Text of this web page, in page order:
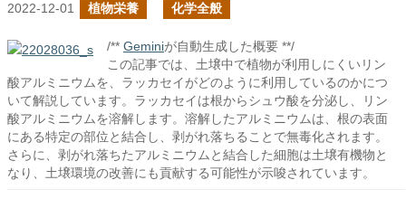
2022-12-01 植物栄養 化学全般
/** Geminiが自動生成した概要 **/
この記事では、土壌中で植物が利用しにくいリン
酸アルミニウムを、ラッカセイがどのように利用しているのかにつ
いて解説しています。ラッカセイは根からシュウ酸を分泌し、リン
酸アルミニウムを溶解します。溶解したアルミニウムは、根の表面
にある特定の部位と結合し、剥がれ落ちることで無毒化されます。
さらに、剥がれ落ちたアルミニウムと結合した細胞は土壌有機物と
なり、土壌環境の改善にも貢献する可能性が示唆されています。